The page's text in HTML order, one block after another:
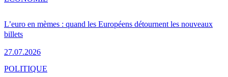
L’euro en mèmes : quand les Européens détournent les nouveaux
billets
27.07.2026
POLITIQUE